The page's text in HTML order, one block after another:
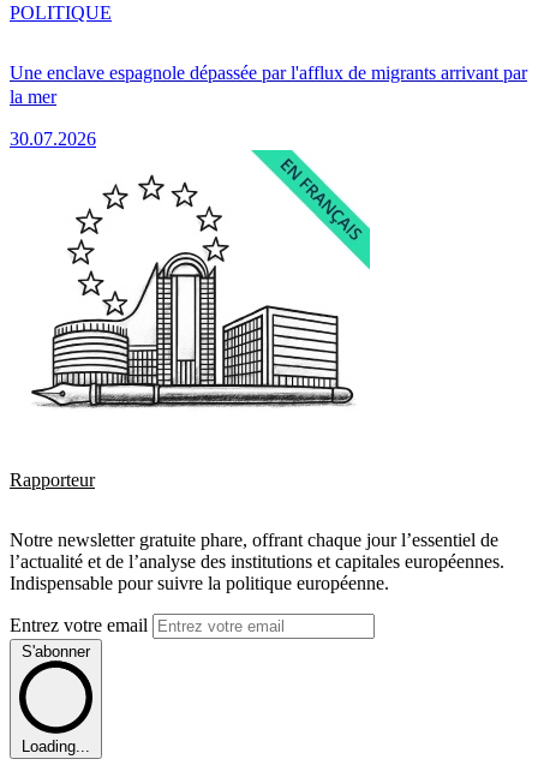
Une enclave espagnole dépassée par l'afflux de migrants arrivant par
la mer
30.07.2026
POLITIQUE
Rapporteur
Notre newsletter gratuite phare, offrant chaque jour l’essentiel de
l’actualité et de l’analyse des institutions et capitales européennes.
Indispensable pour suivre la politique européenne.
Entrez votre email
S'abonner
Loading...